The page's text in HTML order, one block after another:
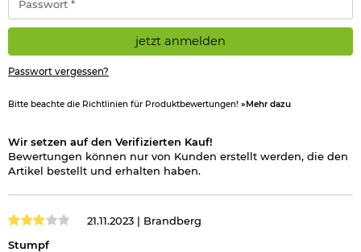
jetzt anmelden
Passwort vergessen?
Bitte beachte die Richtlinien für Produktbewertungen! »Mehr dazu
Wir setzen auf den Verifizierten Kauf!
Bewertungen können nur von Kunden erstellt werden, die den
Artikel bestellt und erhalten haben.
21.11.2023 | Brandberg
Stumpf